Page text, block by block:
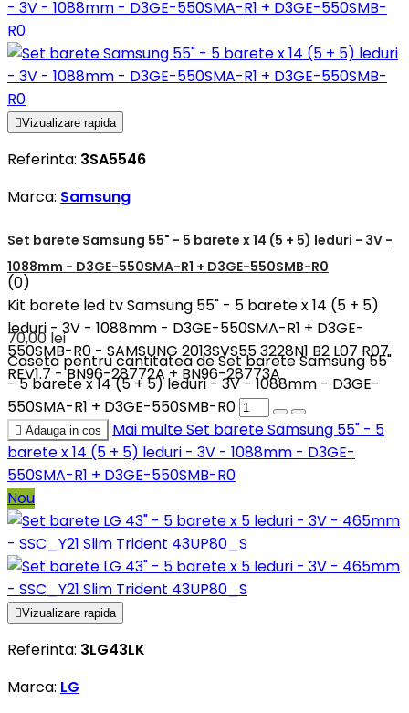
Vizualizare rapida
Referinta: 3SA5546
Marca: Samsung
Set barete Samsung 55" - 5 barete x 14 (5 + 5) leduri - 3V -
1088mm - D3GE-550SMA-R1 + D3GE-550SMB-R0
(0)
Kit barete led tv Samsung 55" - 5 barete x 14 (5 + 5)
leduri - 3V - 1088mm - D3GE-550SMA-R1 + D3GE-
550SMB-R0 - SAMSUNG 2013SVS55 3228N1 B2 L07 R07
REV1.7 - BN96-28772A + BN96-28773A
70,00 lei
Caseta pentru cantitatea de Set barete Samsung 55"
- 5 barete x 14 (5 + 5) leduri - 3V - 1088mm - D3GE-
550SMA-R1 + D3GE-550SMB-R0
 Adauga in cos Mai multeSet barete Samsung 55" - 5
barete x 14 (5 + 5) leduri - 3V - 1088mm - D3GE-
550SMA-R1 + D3GE-550SMB-R0
Nou
Vizualizare rapida
Referinta: 3LG43LK
Marca: LG